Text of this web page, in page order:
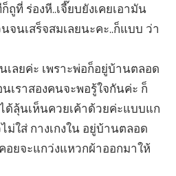
ถูที่ ร่องหี..เจี๊ยบยังเคยเอามัน
จนเสร็จสมเลยนะคะ..ก็แบบ ว่า
ลยค่ะ เพราะพ่อก็อยู่บ้านตลอด
เราสองคนจะพอรู้ใจกันค่ะ ก็
ด้ลุ้นเห็นควยเค้าด้วยค่ะแบบแก
ม่ใส่ กางเกงใน อยู่บ้านตลอด
อยจะแกว่งแหวกผ้าออกมาให้